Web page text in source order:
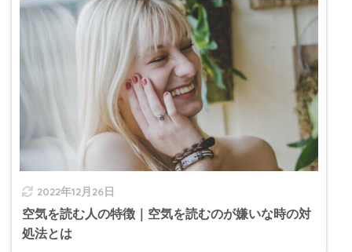
2022年12月26日
空気を読む人の特徴｜空気を読むのが嫌いな時の対
処法とは